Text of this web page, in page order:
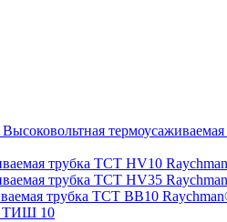
Высоковольтная
трубка TCT HV10
трубка TCT HV35
трубка TCT BB10
ТИШ 10